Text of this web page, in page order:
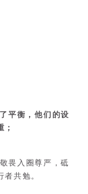
平衡，他们的设
敬畏入圈尊严，砥
共勉。